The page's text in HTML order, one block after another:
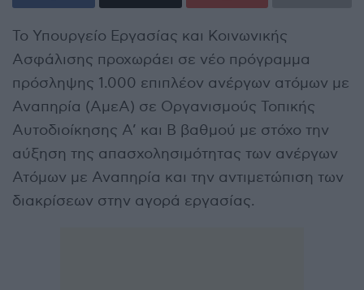
Το Υπουργείο Εργασίας και Κοινωνικής
Ασφάλισης προχωράει σε νέο πρόγραμμα
πρόσληψης 1.000 επιπλέον ανέργων ατόμων με
Αναπηρία (ΑμεΑ) σε Οργανισμούς Τοπικής
Αυτοδιοίκησης Α’ και Β βαθμού με στόχο την
αύξηση της απασχολησιμότητας των ανέργων
Ατόμων με Αναπηρία και την αντιμετώπιση των
διακρίσεων στην αγορά εργασίας.